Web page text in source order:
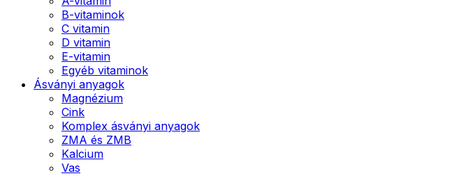
B-vitaminok
C vitamin
D vitamin
E-vitamin
Egyéb vitaminok
Ásványi anyagok
Magnézium
Cink
Komplex ásványi anyagok
ZMA és ZMB
Kalcium
Vas